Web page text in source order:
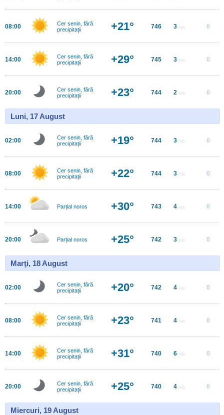
08:00
Cer senin, fără
precipitații
+21° 746 3 m/s 0
14:00
Cer senin, fără
precipitații
+29° 745 3 m/s 0
20:00
Cer senin, fără
precipitații
+23° 744 2 m/s 0
Luni, 17 August
02:00
Cer senin, fără
precipitații
+19° 744 3 m/s 0
08:00
Cer senin, fără
precipitații
+22° 744 3 m/s 0
14:00 Parțial noros +30° 743 4 m/s 0
20:00 Parțial noros +25° 742 3 m/s 0
Marţi, 18 August
02:00
Cer senin, fără
precipitații
+20° 742 4 m/s 0
08:00
Cer senin, fără
precipitații
+23° 741 4 m/s 0
14:00
Cer senin, fără
precipitații
+31° 740 6 m/s 0
20:00
Cer senin, fără
precipitații
+25° 740 4 m/s 0
Miercuri, 19 August